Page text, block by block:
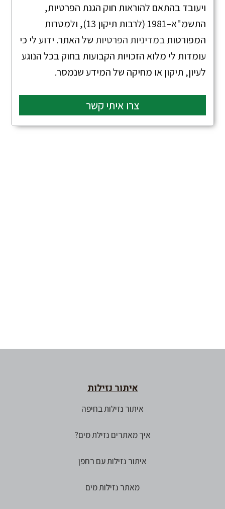
ויעובד בהתאם להוראות חוק הגנת הפרטיות,
התשמ"א–1981 (לרבות תיקון 13), ולמטרות
המפורטותבמדיניות הפרטיות של האתר. ידוע לי כי
עומדות לי מלוא הזכויות הקבועות בחוק בכל הנוגע
לעיון, תיקון או מחיקה של המידע שנמסר.
צרו איתי קשר
איתור נזילות
איתור נזילות בחיפה
איך מאתרים נזילת מים?
איתור נזילות עם רחפן
מאתר נזילות מים